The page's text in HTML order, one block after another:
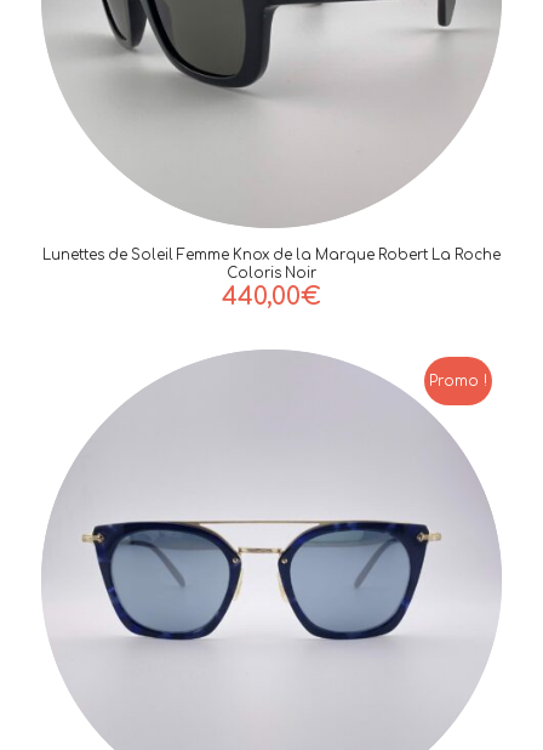
Lunettes de Soleil Femme Knox de la Marque Robert La Roche
Coloris Noir
440,00€
Promo !